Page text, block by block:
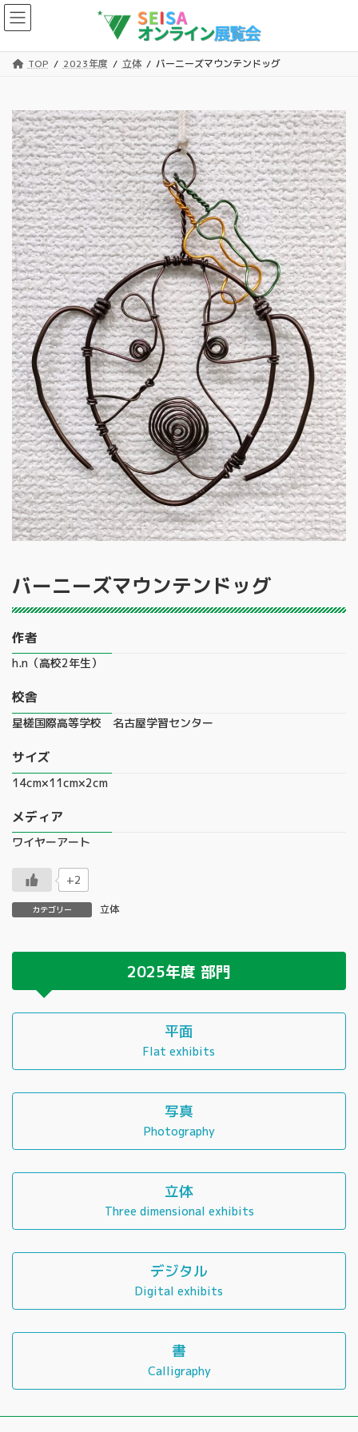
コ
ン
ン
ナ
ビ
ー
TOP 2023年度 立体 バーニーズマウンテンドッグ
バーニーズマウンテンドッグ
作者
h.n（高校2年生）
校舎
星槎国際高等学校 名古屋学習センター
サイズ
14cm×11cm×2cm
メディア
ワイヤーアート
+2
カテゴリー 立体
2025年度 部門
平面
Flat exhibits
写真
Photography
立体
Three dimensional exhibits
デジタル
Digital exhibits
書
Calligraphy